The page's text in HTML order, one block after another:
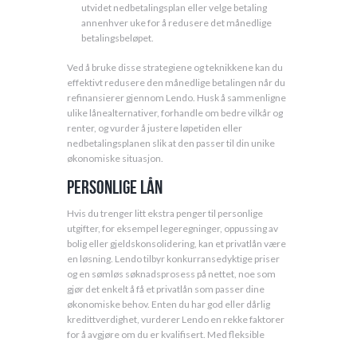
utvidet nedbetalingsplan eller velge betaling
annenhver uke for å redusere det månedlige
betalingsbeløpet.
Ved å bruke disse strategiene og teknikkene kan du
effektivt redusere den månedlige betalingen når du
refinansierer gjennom Lendo. Husk å sammenligne
ulike lånealternativer, forhandle om bedre vilkår og
renter, og vurder å justere løpetiden eller
nedbetalingsplanen slik at den passer til din unike
økonomiske situasjon.
Personlige lån
Hvis du trenger litt ekstra penger til personlige
utgifter, for eksempel legeregninger, oppussing av
bolig eller gjeldskonsolidering, kan et privatlån være
en løsning. Lendo tilbyr konkurransedyktige priser
og en sømløs søknadsprosess på nettet, noe som
gjør det enkelt å få et privatlån som passer dine
økonomiske behov. Enten du har god eller dårlig
kredittverdighet, vurderer Lendo en rekke faktorer
for å avgjøre om du er kvalifisert. Med fleksible